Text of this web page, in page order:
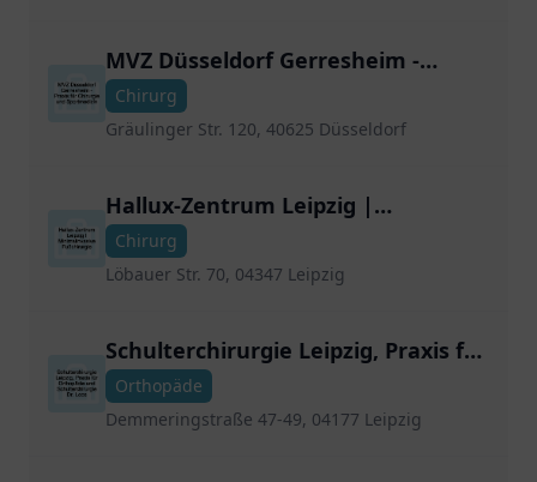
MVZ Düsseldorf Gerresheim -
Praxis für Chirurgie und
Sportmedizin
Chirurg
Gräulinger Str. 120, 40625 Düsseldorf
Hallux-Zentrum Leipzig |
Minimalinvasive Fußchirurgie
Chirurg
Löbauer Str. 70, 04347 Leipzig
Schulterchirurgie Leipzig, Praxis für
Orthopädie und Schulterchirurgie
Dr. Loos
Orthopäde
Demmeringstraße 47-49, 04177 Leipzig